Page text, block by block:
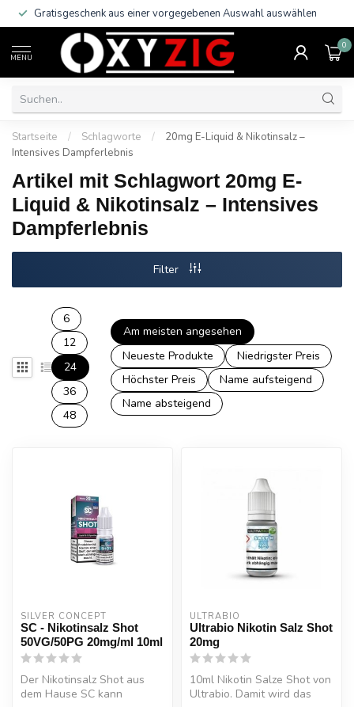
Gratisgeschenk aus einer vorgegebenen Auswahl auswählen
MENU
0
Startseite / Schlagworte /
20mg E-Liquid & Nikotinsalz –
Intensives Dampferlebnis
Artikel mit Schlagwort 20mg E-
Liquid & Nikotinsalz – Intensives
Dampferlebnis
Filter
6
12
24
36
48
Am meisten angesehen
Neueste Produkte
Niedrigster Preis
Höchster Preis
Name aufsteigend
Name absteigend
SILVER CONCEPT
SC - Nikotinsalz Shot
50VG/50PG 20mg/ml 10ml
Der Nikotinsalz Shot aus
dem Hause SC kann
ULTRABIO
Ultrabio Nikotin Salz Shot
20mg
10ml Nikotin Salze Shot von
Ultrabio. Damit wird das